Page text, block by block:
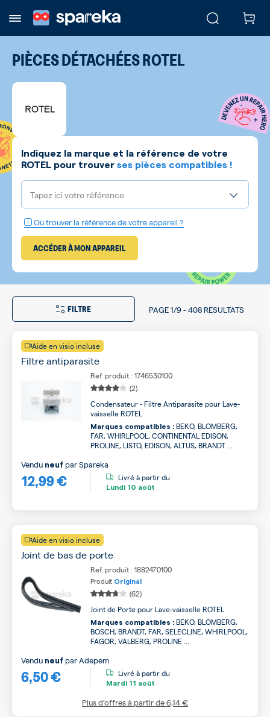
PIÈCES DÉTACHÉESROTEL
Indiquez la marque et la référence de votre
ROTEL pour trouver ses pièces compatibles !
Tapez ici votre référence
Où trouver la référence de votre appareil ?
ACCÉDER À MON APPAREIL
FILTRE PAGE1/9-408 RESULTATS
Aide en visio incluse
Filtre antiparasite
Ref. produit : 1746530100
(2)
Condensateur - Filtre Antiparasite pour Lave-
vaisselle ROTEL
Marques compatibles : BEKO, BLOMBERG,
FAR, WHIRLPOOL, CONTINENTAL EDISON,
PROLINE, LISTO, EDISON, ALTUS, BRANDT ...
12,99 €
Vendu neuf parSpareka
Livré à partir du
Lundi 10 août
Aide en visio incluse
Joint de bas de porte
Ref. produit : 1882470100
Produit Original
(62)
Joint de Porte pour Lave-vaisselle ROTEL
Marques compatibles : BEKO, BLOMBERG,
BOSCH, BRANDT, FAR, SELECLINE, WHIRLPOOL,
FAGOR, VALBERG, PROLINE ...
6,50 €
Vendu neuf parAdepem
Livré à partir du
Mardi 11 août
Plus d’offres à partir de6,14 €